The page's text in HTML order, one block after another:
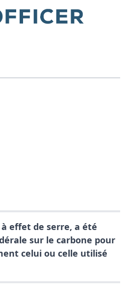
effet de serre, a été
sur le carbone pour
celui ou celle utilisé